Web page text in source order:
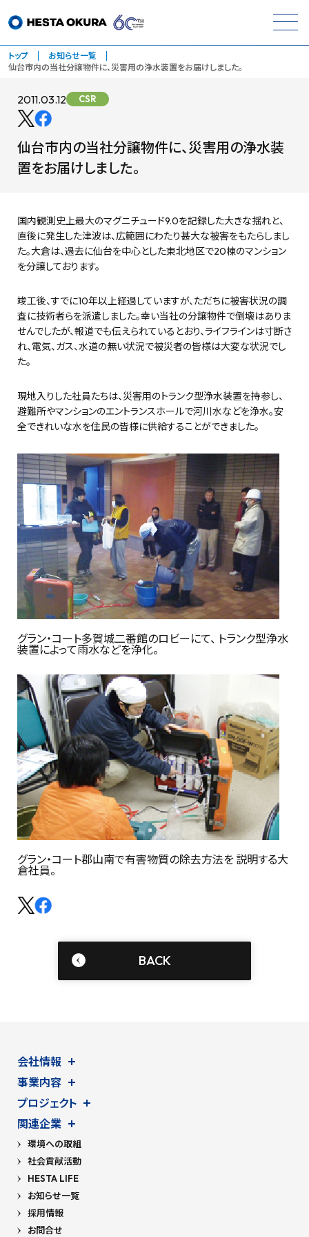
トップ
お知らせ一覧
仙台市内の当社分譲物件に、災害用の浄水装置をお届けしました。
2011.03.12 CSR
仙台市内の当社分譲物件に、災害用の浄水装
置をお届けしました。
国内観測史上最大のマグニチュード9.0を記録した大きな揺れと、
直後に発生した津波は、広範囲にわたり甚大な被害をもたらしまし
た。大倉は、過去に仙台を中心とした東北地区で20棟のマンション
を分譲しております。
竣工後、すでに10年以上経過していますが、ただちに被害状況の調
査に技術者らを派遣しました。幸い当社の分譲物件で倒壊はありま
せんでしたが、報道でも伝えられているとおり、ライフラインは寸断さ
れ、電気、ガス、水道の無い状況で被災者の皆様は大変な状況でし
た。
現地入りした社員たちは、災害用のトランク型浄水装置を持参し、
避難所やマンションのエントランスホールで河川水などを浄水。安
全できれいな水を住民の皆様に供給することができました。
グラン・コート多賀城二番館のロビーにて、 トランク型浄水
装置によって雨水などを浄化。
グラン・コート郡山南で有害物質の除去方法を 説明する大
倉社員。
BACK
会社情報
事業内容
プロジェクト
関連企業
環境への取組
社会貢献活動
HESTA LIFE
お知らせ一覧
採用情報
お問合せ